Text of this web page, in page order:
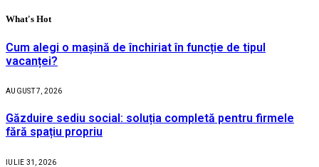
What's Hot
Cum alegi o mașină de închiriat în funcție de tipul
vacanței?
AUGUST 7, 2026
Găzduire sediu social: soluția completă pentru firmele
fără spațiu propriu
IULIE 31, 2026